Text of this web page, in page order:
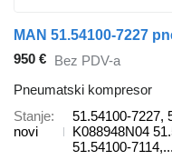
950 € Bez PDV-a
Pneumatski kompresor
Stanje
novi
51.54100-7227,
K088948N04
51.54100-7114,...